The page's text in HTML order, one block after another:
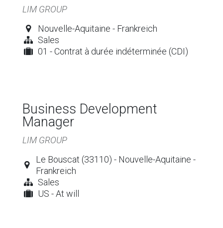
LIM GROUP
Nouvelle-Aquitaine - Frankreich
Sales
01 - Contrat à durée indéterminée (CDI)
Business Development
Manager
LIM GROUP
Le Bouscat (33110) - Nouvelle-Aquitaine -
Frankreich
Sales
US - At will